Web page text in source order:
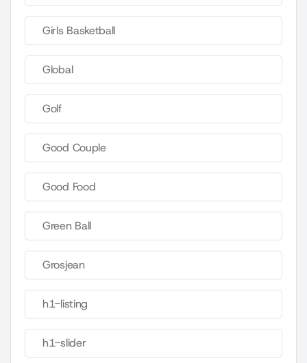
Girls Basketball
Global
Golf
Good Couple
Good Food
Green Ball
Grosjean
h1-listing
h1-slider